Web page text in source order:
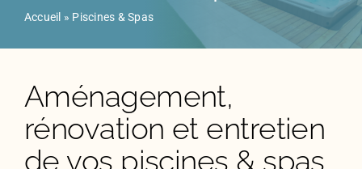
Accueil » Piscines & Spas
Aménagement,
rénovation et entretien
de vos piscines & spas